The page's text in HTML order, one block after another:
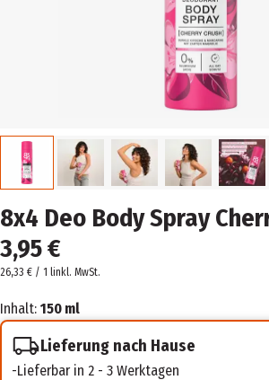
8x4 Deo Body Spray
3,95 €
26,33 € / 1 linkl. MwSt.
Inhalt: 150 ml
Lieferung nach Hause
Lieferbar in 2 - 3 Werktagen